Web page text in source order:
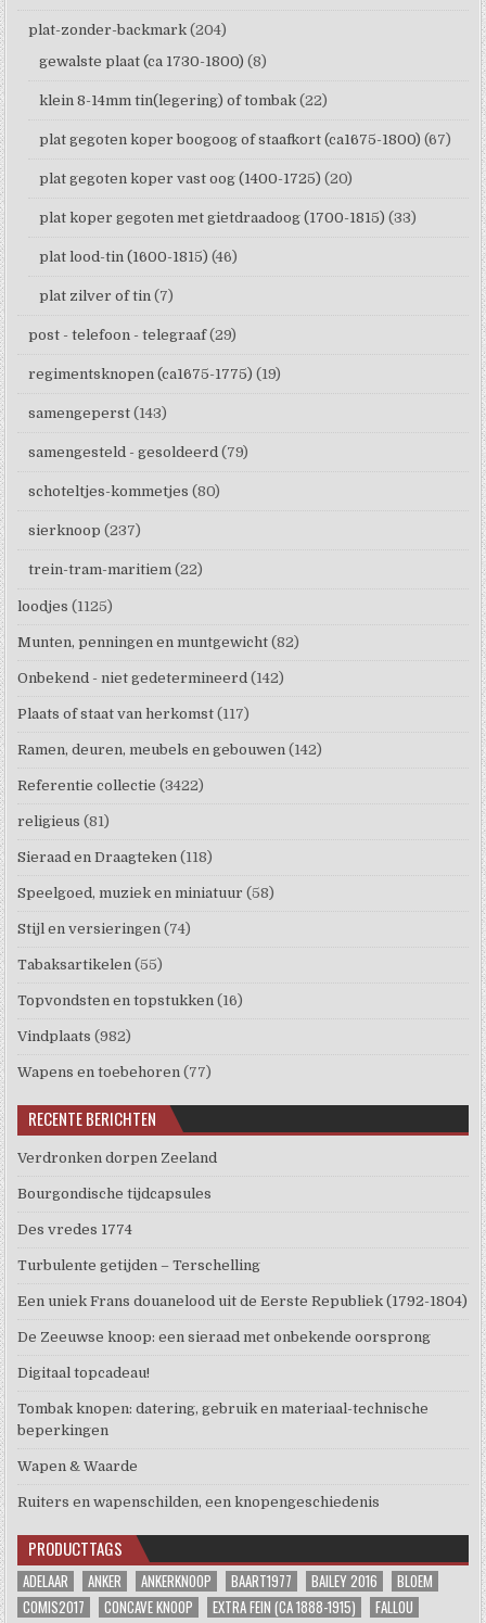
plat-zonder-backmark (204)
gewalste plaat (ca 1730-1800) (8)
klein 8-14mm tin(legering) of tombak (22)
plat gegoten koper boogoog of staafkort (ca1675-1800) (67)
plat gegoten koper vast oog (1400-1725) (20)
plat koper gegoten met gietdraadoog (1700-1815) (33)
plat lood-tin (1600-1815) (46)
plat zilver of tin (7)
post - telefoon - telegraaf (29)
regimentsknopen (ca1675-1775) (19)
samengeperst (143)
samengesteld - gesoldeerd (79)
schoteltjes-kommetjes (80)
sierknoop (237)
trein-tram-maritiem (22)
loodjes (1125)
Munten, penningen en muntgewicht (82)
Onbekend - niet gedetermineerd (142)
Plaats of staat van herkomst (117)
Ramen, deuren, meubels en gebouwen (142)
Referentie collectie (3422)
religieus (81)
Sieraad en Draagteken (118)
Speelgoed, muziek en miniatuur (58)
Stijl en versieringen (74)
Tabaksartikelen (55)
Topvondsten en topstukken (16)
Vindplaats (982)
Wapens en toebehoren (77)
RECENTE BERICHTEN
Verdronken dorpen Zeeland
Bourgondische tijdcapsules
Des vredes 1774
Turbulente getijden – Terschelling
Een uniek Frans douanelood uit de Eerste Republiek (1792-1804)
De Zeeuwse knoop: een sieraad met onbekende oorsprong
Digitaal topcadeau!
Tombak knopen: datering, gebruik en materiaal-technische
beperkingen
Wapen & Waarde
Ruiters en wapenschilden, een knopengeschiedenis
PRODUCTTAGS
ADELAAR ANKER ANKERKNOOP BAART1977 BAILEY 2016
BLOEM
COMIS2017
CONCAVE KNOOP EXTRA FEIN (CA 1888-1915)
FALLOU